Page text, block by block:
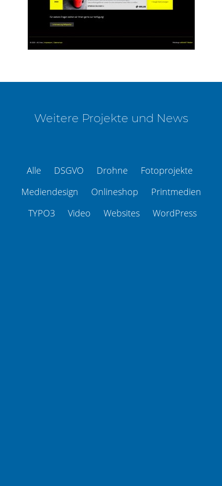
Weitere Projekte und News
Alle DSGVO Drohne
Fotoprojekte
Mediendesign
Onlineshop
Printmedien
TYPO3
Video Websites WordPress